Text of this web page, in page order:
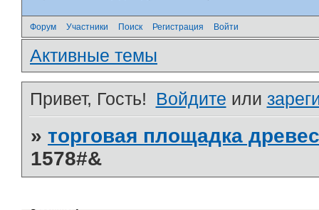
Форум Участники Поиск Регистрация Войти
Активные темы
Привет, Гость! Войдите или
»торговая площадка
&#1578